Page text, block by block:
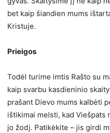
bet kaip šiandien mums
Kristuje.
Prieigos
Todėl turime imtis Rašto su
kaip svarbu kasdieninio
prašant Dievo mums kalbėti
ištikimai melsti, kad Viešpats
jo žodį. Patikėkite – jis girdi